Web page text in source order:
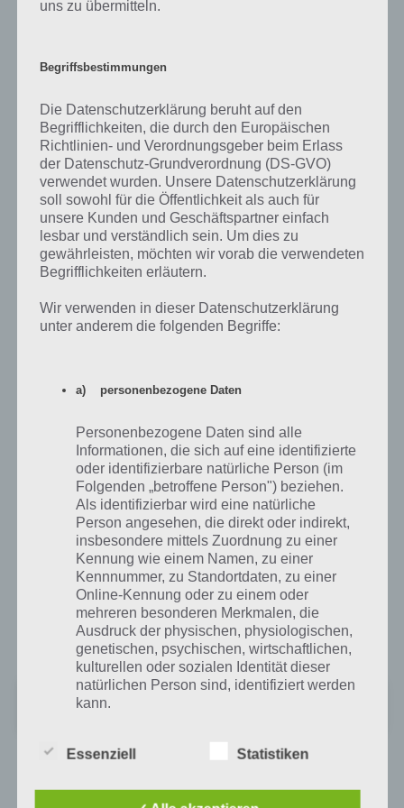
App herunterladen
Uns konnte Slip Away voll und ganz überzeugen, auch wenn die
gelungene grafische Umsetzung und das Spiel an sich konnten
überzeugen. Vor allem der taktische Aspekt mit dem loslassen und
zu müssen. Nur wer mit voller Konzentration dabei ist, wird auch
Leider wird es die Spiele App Slip Away wohl nur für iPhone und iPad
geben, Android Nutzer kommen nicht in den Genuss des Endlos
Spiels, wenn der Entwickler wie bei den vorigen Apps verfährt.
Slip Away für iPhone, iPad und iPod touch im
iTunes App Store
Zur Installation von Slip Away wird iOS 7 oder neuer benötigt. Das
Spiel ist mit dem iPhone, iPad und iPod touch kompatibel. Zum
iTunes App Store:
‎Slip Away
uns zu übermitteln.
Begriffsbestimmungen
Die Datenschutzerklärung beruht auf den
Begrifflichkeiten, die durch den Europäischen
Richtlinien- und Verordnungsgeber beim Erlass
der Datenschutz-Grundverordnung (DS-GVO)
verwendet wurden. Unsere Datenschutzerklärung
soll sowohl für die Öffentlichkeit als auch für
unsere Kunden und Geschäftspartner einfach
lesbar und verständlich sein. Um dies zu
gewährleisten, möchten wir vorab die verwendeten
Begrifflichkeiten erläutern.
Wir verwenden in dieser Datenschutzerklärung
unter anderem die folgenden Begriffe:
a) personenbezogene Daten
Personenbezogene Daten sind alle
Informationen, die sich auf eine identifizierte
oder identifizierbare natürliche Person (im
Folgenden „betroffene Person") beziehen.
Als identifizierbar wird eine natürliche
Person angesehen, die direkt oder indirekt,
insbesondere mittels Zuordnung zu einer
Kennung wie einem Namen, zu einer
Kennnummer, zu Standortdaten, zu einer
Online-Kennung oder zu einem oder
mehreren besonderen Merkmalen, die
Ausdruck der physischen, physiologischen,
genetischen, psychischen, wirtschaftlichen,
kulturellen oder sozialen Identität dieser
natürlichen Person sind, identifiziert werden
kann.
b) betroffene Person
Essenziell Statistiken